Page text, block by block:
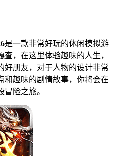
是一款非常好玩的休闲模拟游
，在这里体验趣味的人生，
好朋友，对于人物的设计非常
和趣味的剧情故事，你将会在
险之旅。